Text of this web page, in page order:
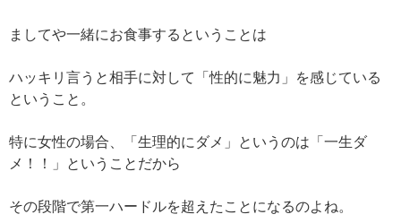
ましてや一緒にお食事するということは
ハッキリ言うと相手に対して「性的に魅力」を感じている
ということ。
特に女性の場合、「生理的にダメ」というのは「一生ダ
メ！！」ということだから
その段階で第一ハードルを超えたことになるのよね。